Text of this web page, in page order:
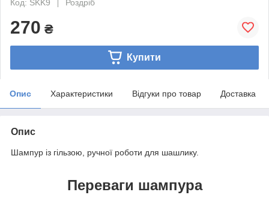
Код: SKK9
Роздріб
270 ₴
Купити
Опис Характеристики Відгуки про товар Доставка
Опис
Шампур із гільзою, ручної роботи для шашлику.
Переваги шампура